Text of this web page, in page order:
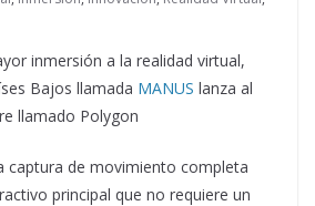
inmersión a la realidad virtual,
Bajos llamada MANUS lanza al
llamado Polygon
captura de movimiento completa
principal que no requiere un